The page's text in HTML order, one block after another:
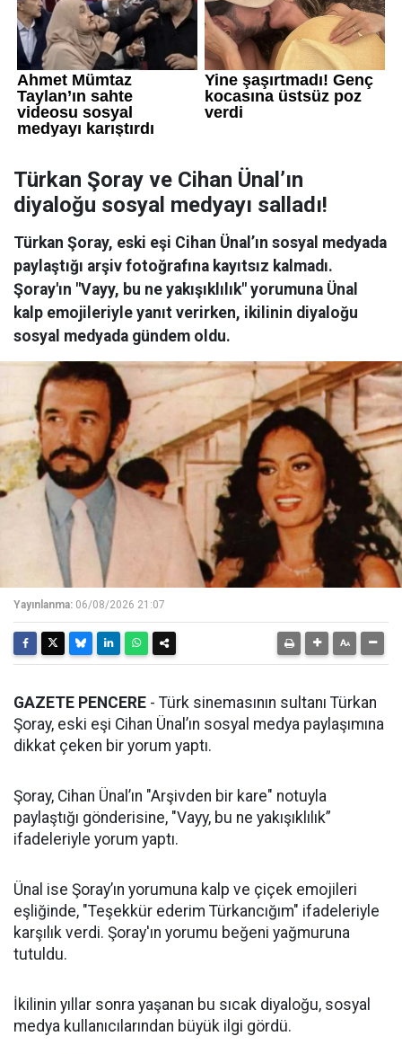
Türkan Şoray ve Cihan Ünal’ın
diyaloğu sosyal medyayı salladı!
Türkan Şoray, eski eşi Cihan Ünal’ın sosyal medyada
paylaştığı arşiv fotoğrafına kayıtsız kalmadı.
Şoray'ın "Vayy, bu ne yakışıklılık" yorumuna Ünal
kalp emojileriyle yanıt verirken, ikilinin diyaloğu
sosyal medyada gündem oldu.
Yayınlanma: 06/08/2026 21:07
GAZETE PENCERE - Türk sinemasının sultanı Türkan
Şoray, eski eşi Cihan Ünal’ın sosyal medya paylaşımına
dikkat çeken bir yorum yaptı.
Şoray, Cihan Ünal’ın "Arşivden bir kare" notuyla
paylaştığı gönderisine, "Vayy, bu ne yakışıklılık”
ifadeleriyle yorum yaptı.
Ünal ise Şoray’ın yorumuna kalp ve çiçek emojileri
eşliğinde, "Teşekkür ederim Türkancığım" ifadeleriyle
karşılık verdi. Şoray'ın yorumu beğeni yağmuruna
tutuldu.
İkilinin yıllar sonra yaşanan bu sıcak diyaloğu, sosyal
medya kullanıcılarından büyük ilgi gördü.